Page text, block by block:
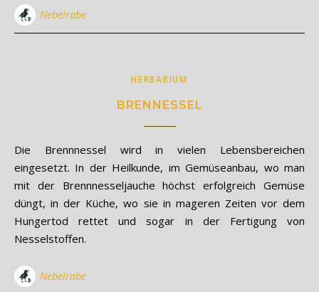
Nebelrabe
HERBARIUM
BRENNESSEL
Die Brennnessel wird in vielen Lebensbereichen
eingesetzt. In der Heilkunde, im Gemüseanbau, wo man
mit der Brennnesseljauche höchst erfolgreich Gemüse
düngt, in der Küche, wo sie in mageren Zeiten vor dem
Hungertod rettet und sogar in der Fertigung von
Nesselstoffen.
Nebelrabe